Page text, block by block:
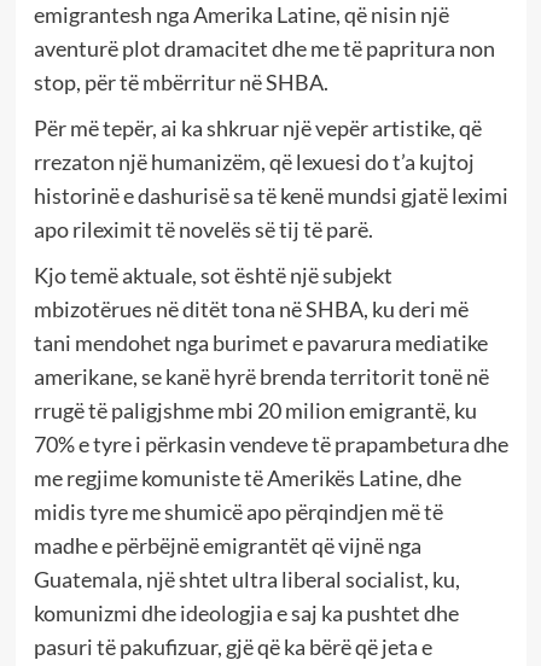
emigrantesh nga Amerika Latine, që nisin një
aventurë plot dramacitet dhe me të papritura non
stop, për të mbërritur në SHBA.
Për më tepër, ai ka shkruar një vepër artistike, që
rrezaton një humanizëm, që lexuesi do t’a kujtoj
historinë e dashurisë sa të kenë mundsi gjatë leximi
apo rileximit të novelës së tij të parë.
Kjo temë aktuale, sot është një subjekt
mbizotërues në ditët tona në SHBA, ku deri më
tani mendohet nga burimet e pavarura mediatike
amerikane, se kanë hyrë brenda territorit tonë në
rrugë të paligjshme mbi 20 milion emigrantë, ku
70% e tyre i përkasin vendeve të prapambetura dhe
me regjime komuniste të Amerikës Latine, dhe
midis tyre me shumicë apo përqindjen më të
madhe e përbëjnë emigrantët që vijnë nga
Guatemala, një shtet ultra liberal socialist, ku,
komunizmi dhe ideologjia e saj ka pushtet dhe
pasuri të pakufizuar, gjë që ka bërë që jeta e